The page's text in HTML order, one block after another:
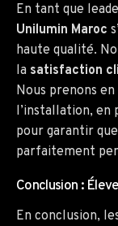
En tant que
Unilumin Maroc
haute qualité.
la satisfaction
Nous prenons
l’installation, en
pour garantir
parfaitement
Conclusion :
En conclusion,